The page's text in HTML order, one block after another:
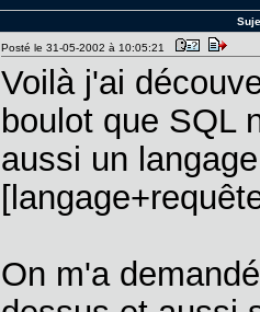
Posté le 31-05-2002 à 10:05:21
Voilà j'ai
boulot que SQL
aussi un
On m'a